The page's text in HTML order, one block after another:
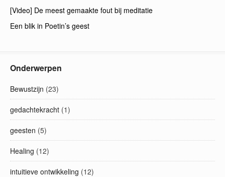
[Video] De meest gemaakte fout bij meditatie
Een blik in Poetin’s geest
Onderwerpen
Bewustzijn (23)
gedachtekracht (1)
geesten (5)
Healing (12)
intuitieve ontwikkeling (12)